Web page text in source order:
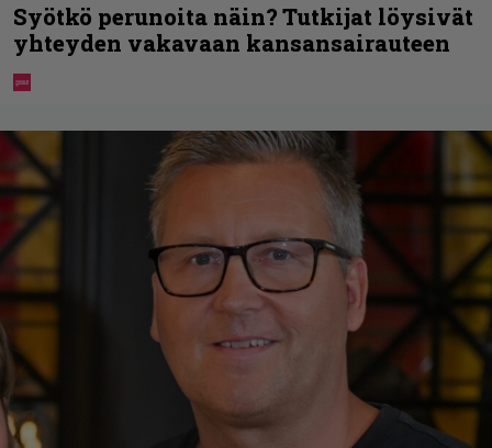
Syötkö perunoita näin? Tutkijat löysivät
yhteyden vakavaan kansansairauteen